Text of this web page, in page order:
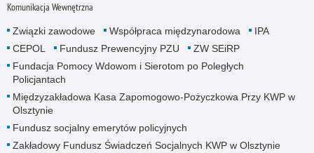
Komunikacja Wewnętrzna
Związki zawodowe Współpraca międzynarodowa
IPA
CEPOL
Fundusz Prewencyjny PZU
ZW SEiRP
Fundacja Pomocy Wdowom i Sierotom po Poległych
Policjantach
Międzyzakładowa Kasa Zapomogowo-Pożyczkowa Przy KWP w
Olsztynie
Fundusz socjalny emerytów policyjnych
Zakładowy Fundusz Świadczeń Socjalnych KWP w Olsztynie